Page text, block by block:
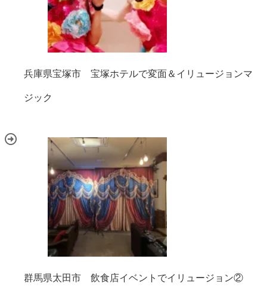
兵庫県宝塚市 宝塚ホテルで変面＆イリュージョンマ
ジック
群馬県太田市 飲食店イベントでイリュージョン②